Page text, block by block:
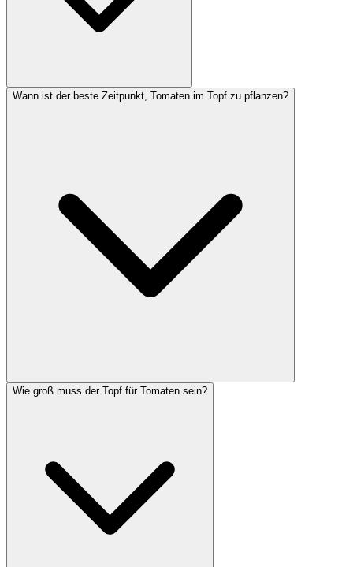
Wann ist der beste Zeitpunkt, Tomaten im Topf zu pflanzen?
erhältlich, sollten aber bis nach den Eisheiligen frostfrei aufbewahrt
werden.
Wie groß muss der Topf für Tomaten sein?